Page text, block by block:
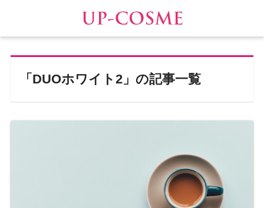
「DUOホワイト2」の記事一覧